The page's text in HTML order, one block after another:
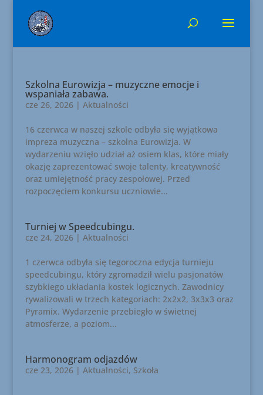
Szkolna Eurowizja – muzyczne emocje i
wspaniała zabawa.
cze 26, 2026| Aktualności
16 czerwca w naszej szkole odbyła się wyjątkowa
impreza muzyczna – szkolna Eurowizja. W
wydarzeniu wzięło udział aż osiem klas, które miały
okazję zaprezentować swoje talenty, kreatywność
oraz umiejętność pracy zespołowej. Przed
rozpoczęciem konkursu uczniowie...
Turniej w Speedcubingu.
cze 24, 2026| Aktualności
1 czerwca odbyła się tegoroczna edycja turnieju
speedcubingu, który zgromadził wielu pasjonatów
szybkiego układania kostek logicznych. Zawodnicy
rywalizowali w trzech kategoriach: 2x2x2, 3x3x3 oraz
Pyramix. Wydarzenie przebiegło w świetnej
atmosferze, a poziom...
Harmonogram odjazdów
cze 23, 2026| Aktualności, Szkoła